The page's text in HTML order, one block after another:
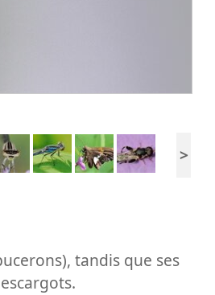
>
tandis que ses